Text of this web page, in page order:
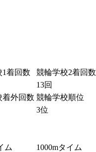
1着回数
競輪学校2着回数
13回
着外回数 競輪学校順位
3位
ム
1000mタイム